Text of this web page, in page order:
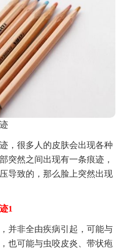
，很多人的皮肤会出现各种
突然之间出现有一条痕迹，
导致的，那么脸上突然出现
1
并非全由疾病引起，可能与
也可能与虫咬皮炎、带状疱